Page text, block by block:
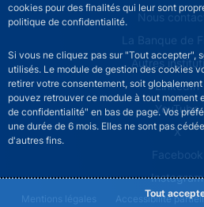
cookies pour des finalités qui leur sont
politique de confidentialité.
Si vous ne cliquez pas sur "Tout accepter",
utilisés. Le module de gestion des cookies
retirer votre consentement, soit
pouvez retrouver ce module à tout moment
de confidentialité" en bas de page. Vos
une durée de 6 mois. Elles ne sont pas
d'autres fins.
Tout
ACPR footer secondary menu
Nous
La Banque de
Autres
LinkedIn
YouTube
X
Facebook
Instagram
ACPR footer legal notice menu
Mentions légales Accessibilité